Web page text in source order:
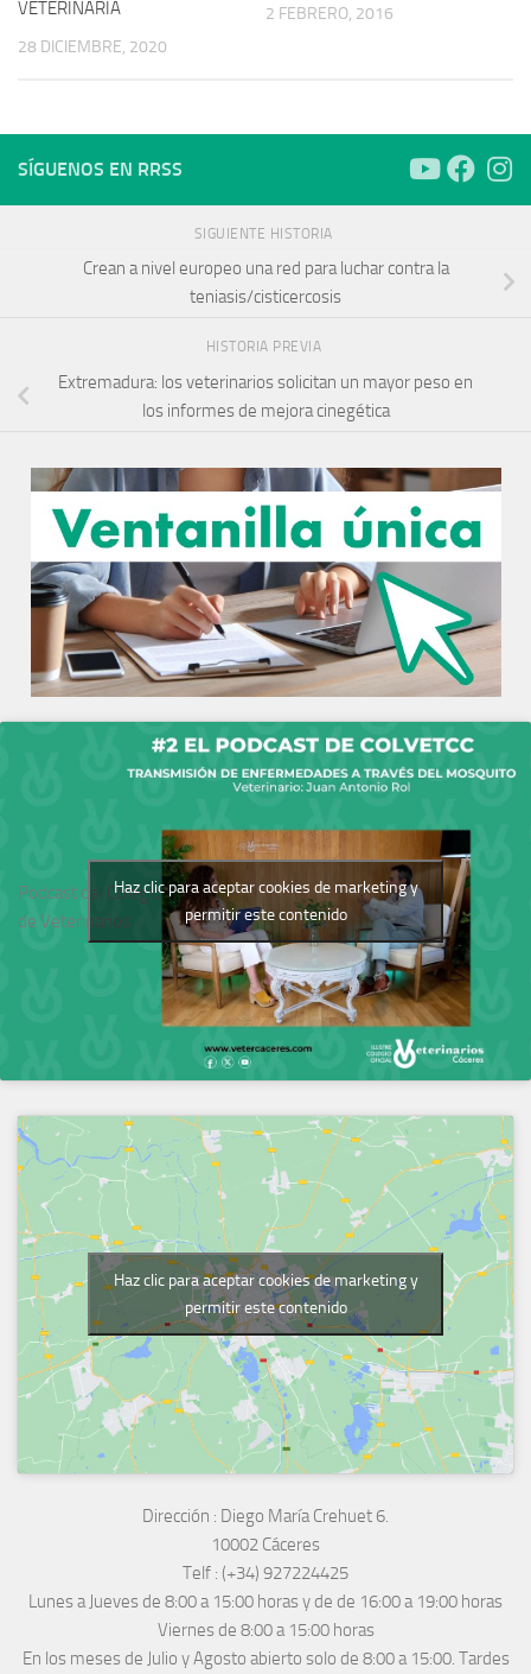
VETERINARIA
28 DICIEMBRE, 2020
2 FEBRERO, 2016
SÍGUENOS EN RRSS
SIGUIENTE HISTORIA
Crean a nivel europeo una red para luchar contra la
teniasis/cisticercosis
HISTORIA PREVIA
Extremadura: los veterinarios solicitan un mayor peso en
los informes de mejora cinegética
Podcast del Colegio
de Veterinarios
Haz clic para aceptar cookies de marketing y
permitir este contenido
Haz clic para aceptar cookies de marketing y
permitir este contenido
Dirección : Diego María Crehuet 6.
10002 Cáceres
Telf : (+34) 927224425
Lunes a Jueves de 8:00 a 15:00 horas y de de 16:00 a 19:00 horas
Viernes de 8:00 a 15:00 horas
En los meses de Julio y Agosto abierto solo de 8:00 a 15:00. Tardes